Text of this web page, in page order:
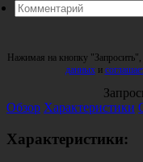
Нажимая на кнопку "Запросить",
данныхи
Обзор Характеристики
Характеристики: